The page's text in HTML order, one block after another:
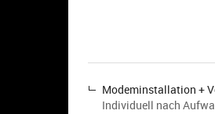
Modeminstallation +
Individuell nach